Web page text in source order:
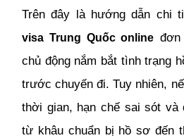
Trên đây là hướng dẫn chi
visa Trung Quốc online
chủ động nắm bắt tình trạng
trước chuyến đi. Tuy nhiên,
thời gian, hạn chế sai sót
từ khâu chuẩn bị hồ sơ đến